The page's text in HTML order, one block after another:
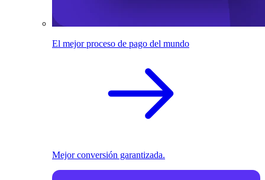
El mejor proceso de pago del mundo
Mejor conversión garantizada.